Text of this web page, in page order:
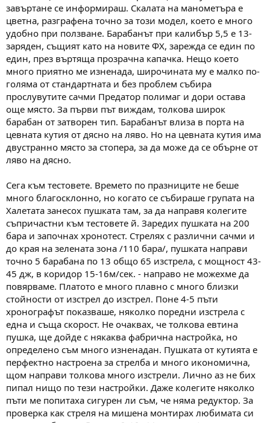
завъртане се информираш. Скалата на манометъра е
цветна, разграфена точно за този модел, което е много
удобно при ползване. Барабанът при калибър 5,5 е 13-
заряден, същият като на новите ФХ, зарежда се един по
един, през въртяща прозрачна капачка. Нещо което
много приятно ме изненада, широчината му е малко по-
голяма от стандартната и без проблем събира
прослувутите сачми Предатор полимаг и дори остава
още място. За първи път виждам, толкова широк
барабан от затворен тип. Барабанът влиза в порта на
цевната кутия от дясно на ляво. Но на цевната кутия има
двустранно място за стопера, за да може да се обърне от
ляво на дясно.
Сега към тестовете. Времето по празниците не беше
много благосклонно, но когато се събираше групата на
Халетата занесох пушката там, за да направя колегите
съпричастни към тестовете й. Заредих пушката на 200
бара и започнах хронотест. Стрелях с различни сачми и
до края на зелената зона /110 бара/, пушката направи
точно 5 барабана по 13 общо 65 изстрела, с мощност 43-
45 дж, в коридор 15-16м/сек. - направо не можехме да
повярваме. Платото е много плавно с много близки
стойности от изстрел до изстрел. Поне 4-5 пъти
хронографът показваше, няколко поредни изстрела с
една и съща скорост. Не очаквах, че толкова евтина
пушка, ще дойде с някаква фабрична настройка, но
определено съм много изненадан. Пушката от кутията е
перфектно настроена за стрелба и много икономична,
щом направи толкова много изстрели. Лично аз не бих
пипал нищо по тези настройки. Даже колегите няколко
пъти ме попитаха сигурен ли съм, че няма редуктор. За
проверка как стреля на мишена монтирах любимата си